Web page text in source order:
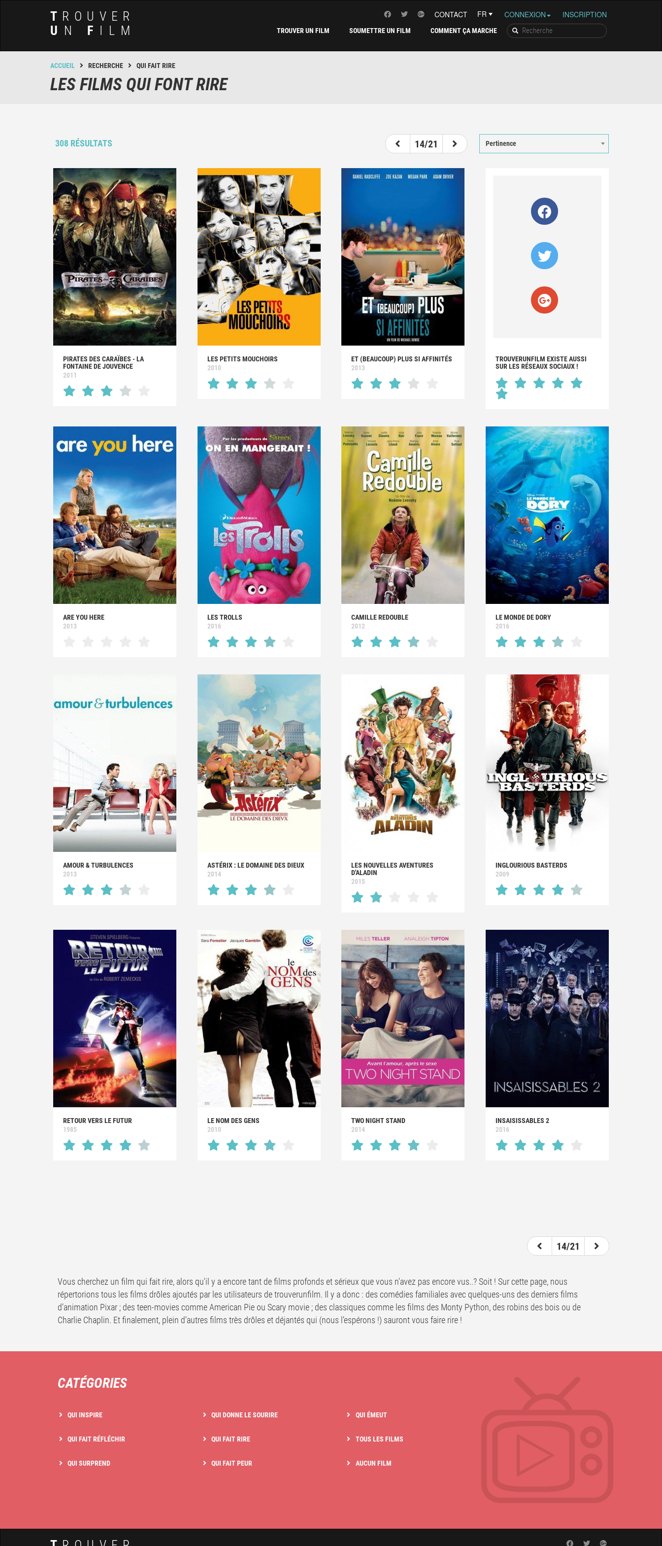
T ROUVER
U N F ILM
CONNEXION INSCRIPTION
CONTACT
COMMENT ÇA MARCHE
SOUMETTRE UN FILM
TROUVER UN FILM
ACCUEIL RECHERCHE QUI FAIT RIRE
LES FILMS QUI FONT RIRE
308 RÉSULTATS
14/21
Pertinence
PIRATES DES CARAÏBES - LA
FONTAINE DE JOUVENCE
2011
LES PETITS MOUCHOIRS
2010
ET (BEAUCOUP) PLUS SI AFFINITÉS
2013
TROUVERUNFILM EXISTE AUSSI
SUR LES RÉSEAUX SOCIAUX !
ARE YOU HERE
2013
LES TROLLS
2016
CAMILLE REDOUBLE
2012
LE MONDE DE DORY
2016
AMOUR & TURBULENCES
2013
ASTÉRIX : LE DOMAINE DES DIEUX
2014
LES NOUVELLES AVENTURES
D'ALADIN
2015
INGLOURIOUS BASTERDS
2009
RETOUR VERS LE FUTUR
1985
LE NOM DES GENS
2010
TWO NIGHT STAND
2014
INSAISISSABLES 2
2016
14/21
Vous cherchez un film qui fait rire, alors qu'il y a encore tant de films profonds et sérieux que vous n'avez pas encore vus..? Soit ! Sur cette page, nous
répertorions tous les films drôles ajoutés par les utilisateurs de trouverunfilm. Il y a donc : des comédies familiales avec quelques-uns des derniers films
d’animation Pixar ; des teen-movies comme American Pie ou Scary movie ; des classiques comme les films des Monty Python, des robins des bois ou de
Charlie Chaplin. Et finalement, plein d’autres films très drôles et déjantés qui (nous l’espérons !) sauront vous faire rire !
CATÉGORIES
QUI INSPIRE
QUI FAIT RÉFLÉCHIR
QUI SURPREND
QUI DONNE LE SOURIRE
QUI FAIT RIRE
QUI FAIT PEUR
QUI ÉMEUT
TOUS LES FILMS
AUCUN FILM